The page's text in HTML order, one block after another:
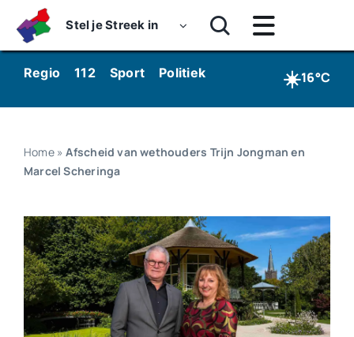
content
Stel je Streek in
Toggle
Navigatie
Home
Nieuws
Luister
Kijk
Over ons
Regio 112 Sport Politiek Kunst & Cultuur
☀️16°C
Home»Afscheid van wethouders Trijn Jongman en
Marcel Scheringa